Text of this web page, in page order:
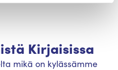
Kirjaisissa
mikä on kylässämme